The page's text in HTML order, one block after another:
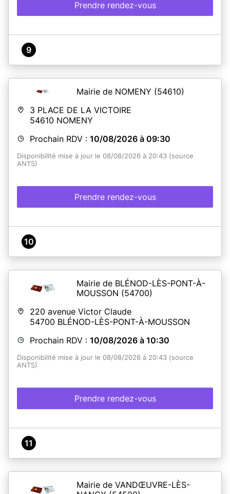
Prendre rendez-vous
9
Mairie de NOMENY (54610)
3 PLACE DE LA VICTOIRE
54610 NOMENY
Prochain RDV : 10/08/2026 à 09:30
Disponibilité mise à jour le 08/08/2026 à 20:43 (source
ANTS)
Prendre rendez-vous
10
Mairie de BLÉNOD-LÈS-PONT-À-
MOUSSON (54700)
220 avenue Victor Claude
54700 BLÉNOD-LÈS-PONT-À-MOUSSON
Prochain RDV : 10/08/2026 à 10:30
Disponibilité mise à jour le 08/08/2026 à 20:43 (source
ANTS)
Prendre rendez-vous
11
Mairie de VANDŒUVRE-LÈS-